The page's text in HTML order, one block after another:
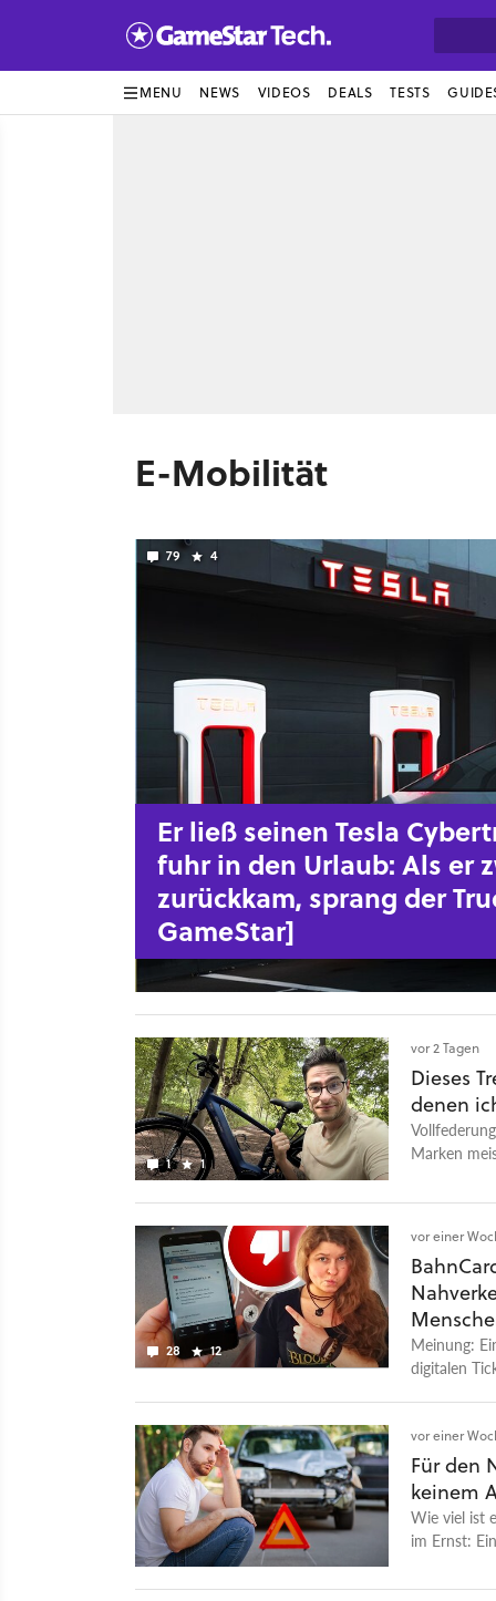
MENU NEWS VIDEOS DEALS TESTS
E-Mobilität
79 4
Er ließ seinen Tesla
fuhr in den Urlaub: Als er
zurückkam, sprang der
GameStar]
1 1
vor 2 Tagen
Dieses
denen
Marken
Kritik
28 12
vor einer
Meinung:
digitalen
vor einer
Für den
keinem
Wie viel ist
im Ernst: